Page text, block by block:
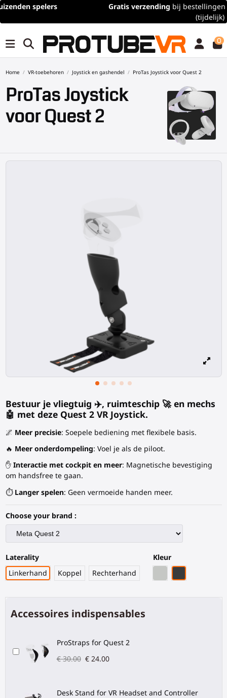
Gratis verzending
bij bestellingen van meer dan 100€/115$
0
Home VR-toebehoren Joystick en gashendel ProTas Joystick voor Quest 2
ProTas Joystick
voor Quest 2
Bestuur je vliegtuig ✈️, ruimteschip 🚀 en mechs
🤖 met deze Quest 2 VR Joystick.
🌌 Meer precisie: Soepele bediening met flexibele basis.
🔥 Meer onderdompeling: Voel je als de piloot.
✋ Interactie met cockpit en meer: Magnetische bevestiging
om handsfree te gaan.
⏱️ Langer spelen: Geen vermoeide handen meer.
Choose your brand :
Laterality
Linkerhand
Koppel Rechterhand
Kleur
Accessoires indispensables
ProStraps for Quest 2
€ 30.00 € 24.00
Desk Stand for VR Headset and Controller